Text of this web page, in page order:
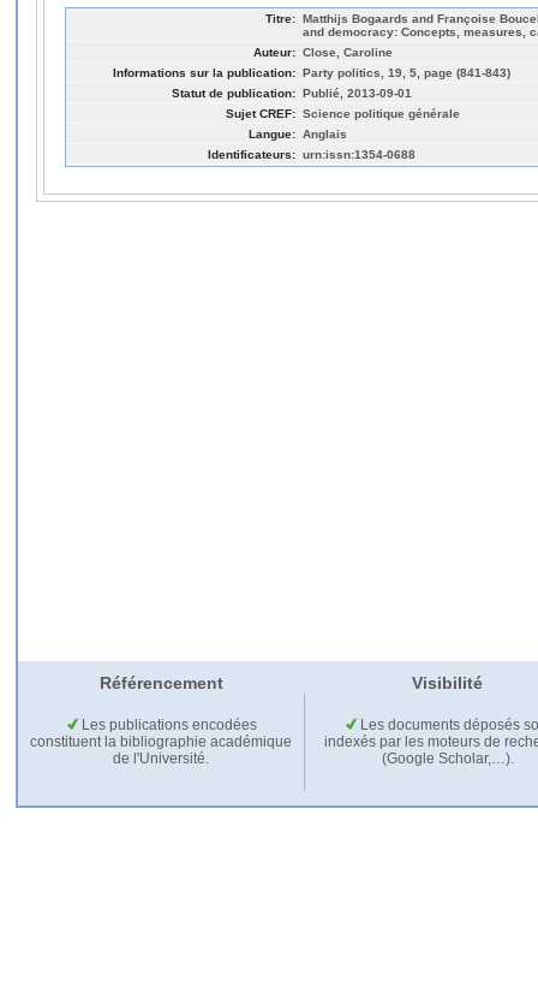
Titre: Matthijs Bogaards and Françoise
and democracy: Concepts, measures,
Auteur: Close, Caroline
Informations sur la publication: Party politics, 19, 5, page (841-843)
Statut de publication: Publié, 2013-09-01
Sujet CREF: Science politique générale
Langue: Anglais
Identificateurs: urn:issn:1354-0688
Référencement Visibilité
Les publications encodées
constituent la bibliographie académique
de l'Université.
Les documents déposés
indexés par les moteurs de
(Google Scholar,…).